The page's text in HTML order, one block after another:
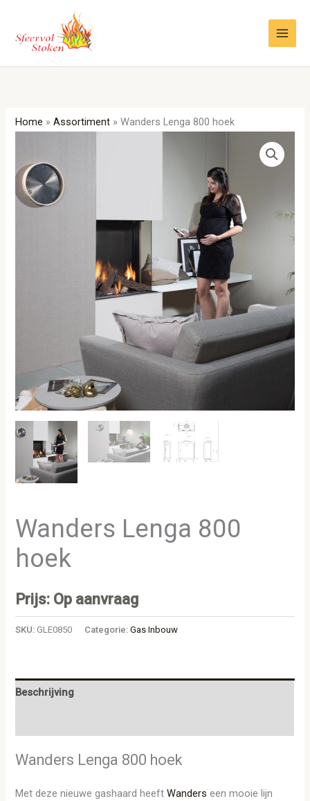
inhoud
Home »Assortiment »Wanders Lenga 800 hoek
Wanders Lenga 800
hoek
Prijs: Op aanvraag
SKU: GLE0850 Categorie:Gas Inbouw
Beschrijving
Wanders Lenga 800 hoek
Met deze nieuwe gashaard heeftWanders een mooie lijn